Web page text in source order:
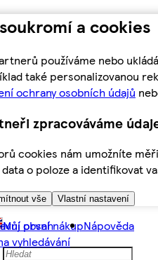
a cookies
používáme nebo
také personalizovanou
ochrany osobních údajů
zpracováváme
cookies nám umožníte
o poloze a identifikovat
vše Vlastní nastavení
obsah
vyhledávání
Můj první nákupNápověda